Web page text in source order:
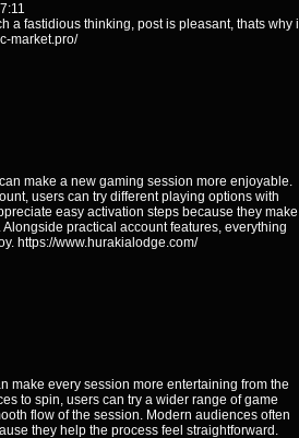
a fastidious thinking, post is pleasant, thats why i
market.pro/
make a new gaming session more enjoyable.
users can try different playing options with
easy activation steps because they make
practical account features, everything
https://www.hurakialodge.com/
make every session more entertaining from the
to spin, users can try a wider range of game
flow of the session. Modern audiences often
they help the process feel straightforward.